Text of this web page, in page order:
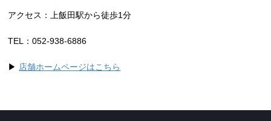
アクセス：上飯田駅から徒歩1分
TEL：052-938-6886
▶ 店舗ホームページはこちら